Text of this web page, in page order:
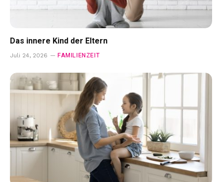
Das innere Kind der Eltern
Juli 24, 2026 FAMILIENZEIT